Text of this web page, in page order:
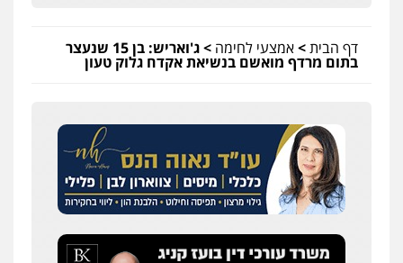
דף הבית>אמצעי לחימה > ג'ואריש: בן 15 שנעצר
בתום מרדף מואשם בנשיאת אקדח גלוק טעון